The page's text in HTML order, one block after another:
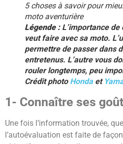
5 choses à savoir pour
moto aventurière
Légende : L’importance de
veut faire avec sa moto.
permettre de passer dans
entretenus. L’autre vous
rouler longtemps, peu
Crédit photo Hondaet
1- Connaître ses
Une fois l’information trouvée,
l’autoévaluation est faite de